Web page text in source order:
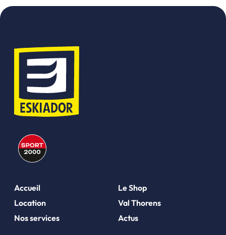
Accueil
Location
Nos services
Le Shop
Val Thorens
Actus